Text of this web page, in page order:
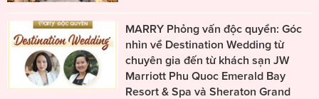
MARRY Phỏng vấn độc quyền: Góc
nhìn về Destination Wedding từ
chuyên gia đến từ khách sạn JW
Marriott Phu Quoc Emerald Bay
Resort & Spa và Sheraton Grand